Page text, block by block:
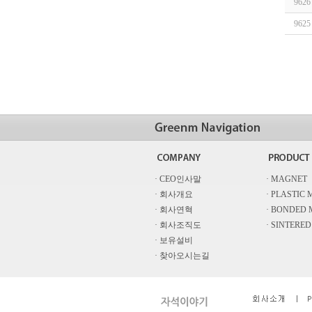
9626
9625
· CEO인사말
· MAGNET
· 회사개요
· PLASTIC
· 회사연혁
· BONDED
· 회사조직도
·
· 보유설비
· 찾아오시는길